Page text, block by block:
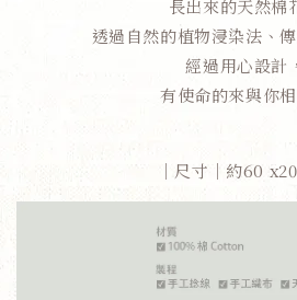
長出來的天然棉
透過自然的植物浸染法、
經過用心設計，
有使命的來與你相
│尺寸│約60